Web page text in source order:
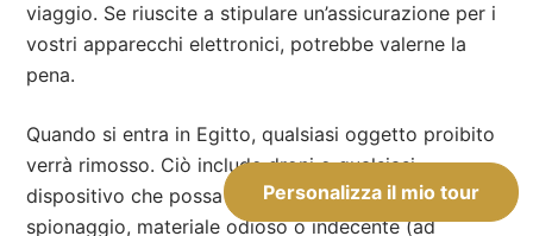
viaggio. Se riuscite a stipulare un’assicurazione per i
vostri apparecchi elettronici, potrebbe valerne la
pena.
Quando si entra in Egitto, qualsiasi oggetto proibito
verrà rimosso. Ciò include droni o qualsiasi
dispositivo che possa essere utilizzato per lo
spionaggio, materiale odioso o indecente (ad
Personalizza il mio tour